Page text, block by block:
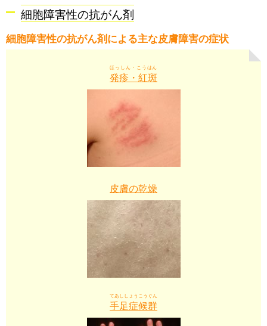
細胞障害性の抗がん剤
細胞障害性の抗がん剤による主な皮膚障害の症状
発疹・紅斑
ほっしん・こうはん
皮膚の乾燥
手足症候群
てあししょうこうぐん